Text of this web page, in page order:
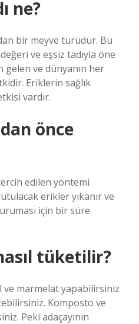
ne?
bir meyve türüdür. Bu
ve eşsiz tadıyla öne
gelen ve dünyanın her
Eriklerin sağlık
vardır.
önce
edilen yöntemi
erikler yıkanır ve
için bir süre
tüketilir?
marmelat yapabilirsiniz
Komposto ve
Peki adaçayının